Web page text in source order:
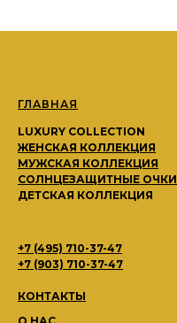
ГЛАВНАЯ
LUXURY COLLECTION
ЖЕНСКАЯ КОЛЛЕКЦИЯ
МУЖСКАЯ КОЛЛЕКЦИЯ
СОЛНЦЕЗАЩИТНЫЕ ОЧКИ
ДЕТСКАЯ КОЛЛЕКЦИЯ
+7 (495) 710-37-47
+7 (903) 710-37-47
КОНТАКТЫ